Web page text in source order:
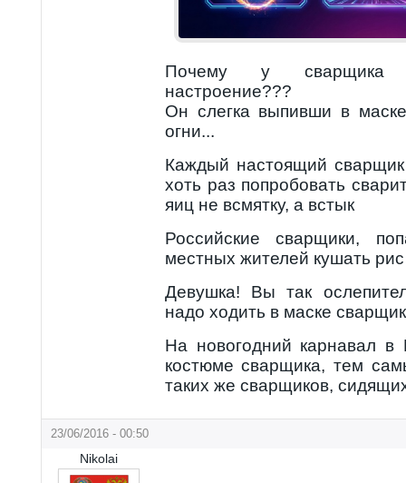
Почему у сварщика
настроение???
Он слегка выпивши в
огни...
Каждый настоящий
хоть раз попробовать
яиц не всмятку, а встык
Российские сварщики,
местных жителей кушать
Девушка! Вы так
надо ходить в маске
На новогодний карнавал
костюме сварщика, тем
таких же сварщиков,
23/06/2016 - 00:50
Nikolai